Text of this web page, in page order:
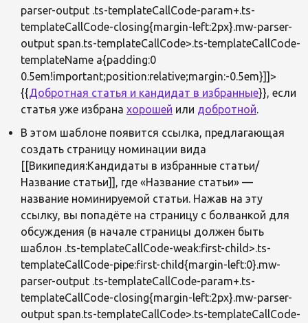
parser-output .ts-templateCallCode-param+.ts-
templateCallCode-closing{margin-left:2px}.mw-parser-
output span.ts-templateCallCode>.ts-templateCallCode-
templateName a{padding:0
0.5em!important;position:relative;margin:-0.5em}]]>
{{Добротная статья и кандидат в избранные}}, если
статья уже избрана хорошей или добротной.
В этом шаблоне появится ссылка, предлагающая
создать страницу номинации вида
[[Википедия:Кандидаты в избранные статьи/
Название статьи]], где «Название статьи» —
название номинируемой статьи. Нажав на эту
ссылку, вы попадёте на страницу с болванкой для
обсуждения (в начале страницы должен быть
шаблон .ts-templateCallCode-weak:first-child>.ts-
templateCallCode-pipe:first-child{margin-left:0}.mw-
parser-output .ts-templateCallCode-param+.ts-
templateCallCode-closing{margin-left:2px}.mw-parser-
output span.ts-templateCallCode>.ts-templateCallCode-